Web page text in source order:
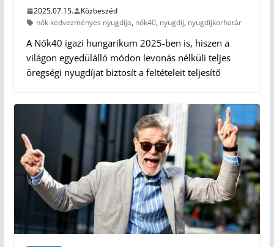
2025.07.15.
Közbeszéd
nők kedvezményes nyugdíja, nők40, nyugdíj, nyugdíjkorhatár
A Nők40 igazi hungarikum 2025-ben is, hiszen a
világon egyedülálló módon levonás nélküli teljes
öregségi nyugdíjat biztosít a feltételeit teljesítő